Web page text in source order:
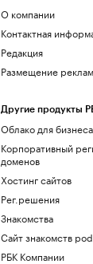
О компании
Контактная
Редакция
Размещение
Другие продукты
Облако для бизнеса
Корпоративный
доменов
Хостинг сайтов
Рег.решения
Знакомства
Сайт знакомств
РБК Компании